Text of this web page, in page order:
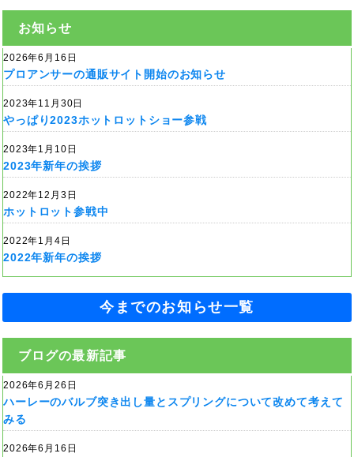
お知らせ
2026年6月16日
プロアンサーの通販サイト開始のお知らせ
2023年11月30日
やっぱり2023ホットロットショー参戦
2023年1月10日
2023年新年の挨拶
2022年12月3日
ホットロット参戦中
2022年1月4日
2022年新年の挨拶
今までのお知らせ一覧
ブログの最新記事
2026年6月26日
ハーレーのバルブ突き出し量とスプリングについて改めて考えて
みる
2026年6月16日